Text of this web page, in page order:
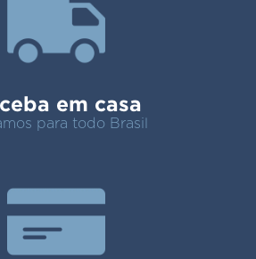
em casa
para todo Brasil